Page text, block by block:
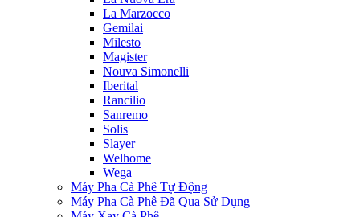
La Marzocco
Gemilai
Milesto
Magister
Nouva Simonelli
Iberital
Rancilio
Sanremo
Solis
Slayer
Welhome
Wega
Máy Pha Cà Phê Tự Động
Máy Pha Cà Phê Đã Qua Sử Dụng